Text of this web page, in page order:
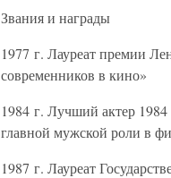
Звания и награды
1977 г. Лауреат премии
современников в кино»
1984 г. Лучший актер
главной мужской роли в
1987 г. Лауреат